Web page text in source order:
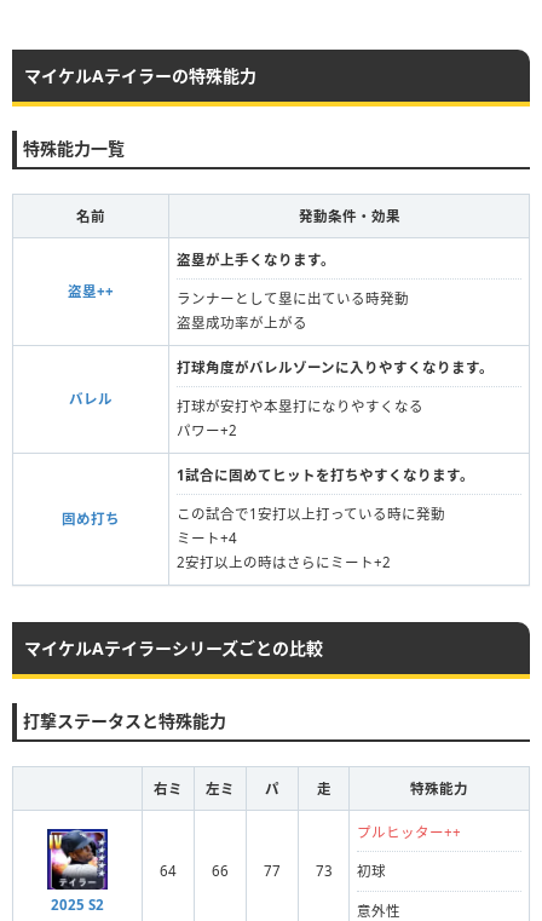
マイケルAテイラーの特殊能力
特殊能力一覧
名前 発動条件・効果
盗塁++
盗塁が上手くなります。
ランナーとして塁に出ている時発動
盗塁成功率が上がる
バレル
打球角度がバレルゾーンに入りやすくなります。
打球が安打や本塁打になりやすくなる
パワー+2
固め打ち
1試合に固めてヒットを打ちやすくなります。
この試合で1安打以上打っている時に発動
ミート+4
2安打以上の時はさらにミート+2
マイケルAテイラーシリーズごとの比較
打撃ステータスと特殊能力
右ミ 左ミ パ 走 特殊能力
2025 S2
64 66 77 73
プルヒッター++
初球
意外性